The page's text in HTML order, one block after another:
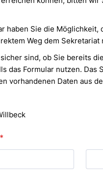
haben Sie die Möglichkeit,
Weg dem Sekretariat
sind, ob Sie bereits
das Formular nutzen.
vorhandenen Daten aus
*